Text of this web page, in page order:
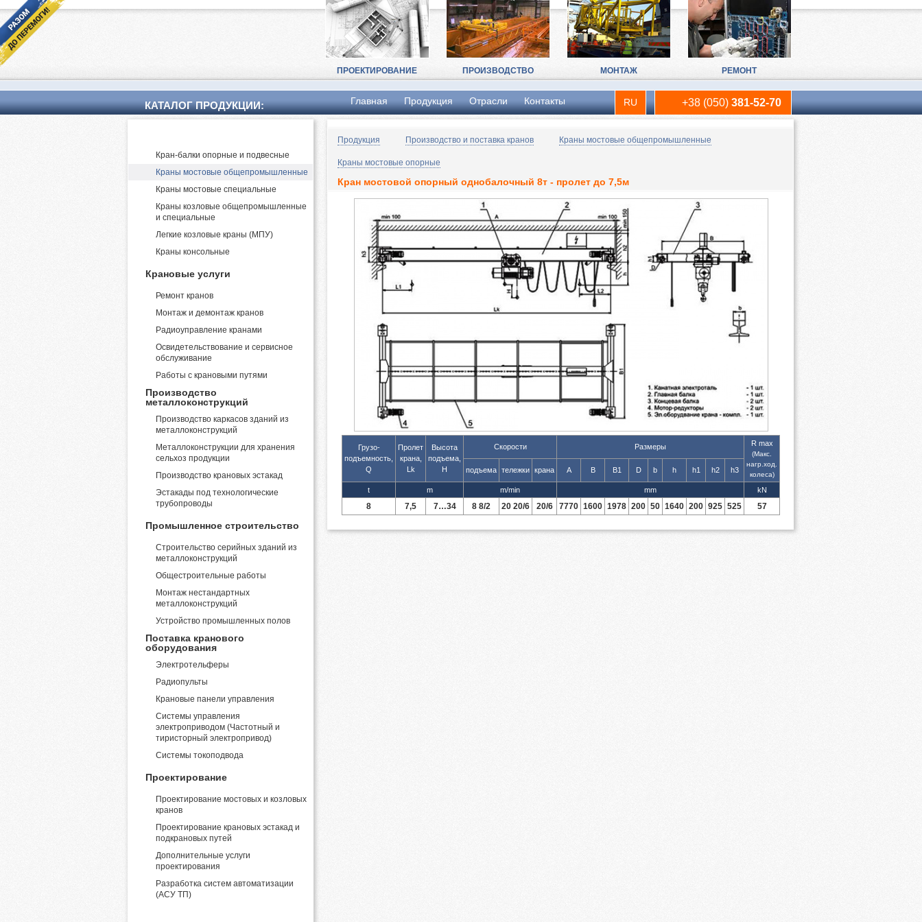
ПРОЕКТИРОВАНИЕ ПРОИЗВОДСТВО МОНТАЖ РЕМОНТ
Главная Продукция Отрасли Контакты +38 (050) 381-52-70
RU
КАТАЛОГ ПРОДУКЦИИ:
Кран-балки опорные и подвесные
Краны мостовые общепромышленные
Краны мостовые специальные
Краны козловые общепромышленные
и специальные
Легкие козловые краны (МПУ)
Краны консольные
Крановые услуги
Ремонт кранов
Монтаж и демонтаж кранов
Радиоуправление кранами
Освидетельствование и сервисное
обслуживание
Работы с крановыми путями
Производство
металлоконструкций
Производство каркасов зданий из
металлоконструкций
Металлоконструкции для хранения
сельхоз продукции
Производство крановых эстакад
Эстакады под технологические
трубопроводы
Промышленное строительство
Строительство серийных зданий из
металлоконструкций
Общестроительные работы
Монтаж нестандартных
металлоконструкций
Устройство промышленных полов
Поставка кранового
оборудования
Электротельферы
Радиопульты
Крановые панели управления
Системы управления
электроприводом (Частотный и
тиристорный электропривод)
Системы токоподвода
Проектирование
Проектирование мостовых и козловых
кранов
Проектирование крановых эстакад и
подкрановых путей
Дополнительные услуги
проектирования
Разработка систем автоматизации
(АСУ ТП)
Продукция Производство и поставка кранов Краны мостовые общепромышленные
Краны мостовые опорные
Кран мостовой опорный однобалочный 8т - пролет до 7,5м
Грузо-
подъемность,
Q
Пролет
крана,
Lk
Высота
подъема,
H
Скорости Размеры R max
(Макс.
нагр.ход.
колеса)
подъема тележки крана А B B1 D b h h1 h2 h3
t m m/min mm kN
8 7,5 7…34 8 8/2 20 20/6 20/6 7770 1600 1978 200 50 1640 200 925 525 57